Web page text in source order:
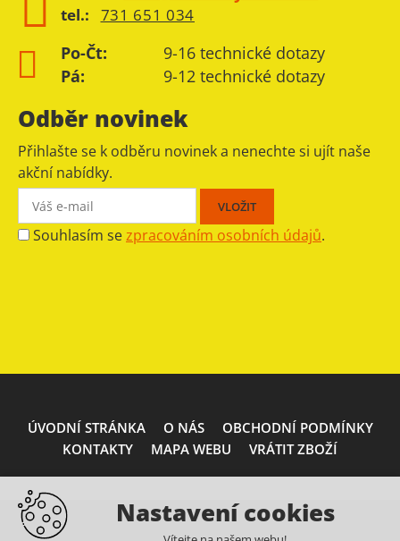
tel.: 731 651 034
Po-Čt:
9-16 technické dotazy
Pá:
9-12 technické dotazy
Odběr novinek
Přihlašte se k odběru novinek a nenechte si ujít naše
akční nabídky.
Souhlasím sezpracováním osobních údajů.
ÚVODNÍ STRÁNKA O NÁS
OBCHODNÍ PODMÍNKY
KONTAKTY
MAPA WEBU VRÁTIT ZBOŽÍ
Nastavení cookies